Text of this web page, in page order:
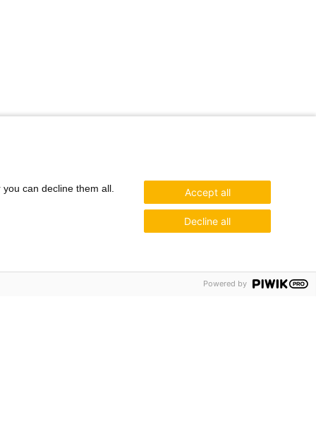
can decline them all. Accept all
Decline all
Powered by